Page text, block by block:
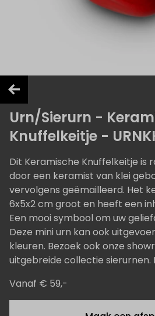
Urn/Sierurn -
Knuffelkeitje -
Dit Keramische Knuffelkeitje is
door een keramist van klei
vervolgens geëmailleerd. Het
6x5x2 cm groot en heeft een
Een mooi symbool om uw
Deze mini urn kan ook
kleuren. Bezoek ook onze
uitgebreide collectie sierurnen.
Vanaf € 59,-